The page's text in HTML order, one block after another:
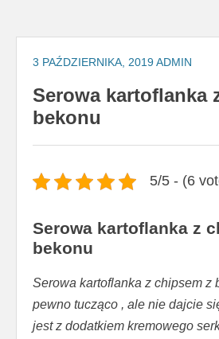
3 PAŹDZIERNIKA, 2019ADMIN
Serowa kartoflanka
bekonu
5/5 - (6
Serowa kartoflanka z
bekonu
Serowa kartoflanka z chipsem z
pewno tucząco , ale nie dajcie
jest z dodatkiem kremowego